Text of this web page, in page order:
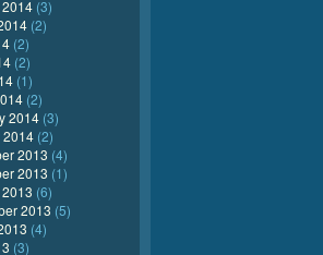
(3)
(2)
(2)
(2)
(1)
(2)
2014 (3)
2014 (2)
2013 (4)
2013 (1)
(6)
2013 (5)
(4)
(3)